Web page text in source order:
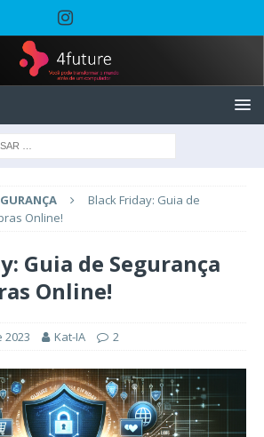
Black Friday: Guia de
Online!
Guia de Segurança
Online!
2023 Kat-IA 2